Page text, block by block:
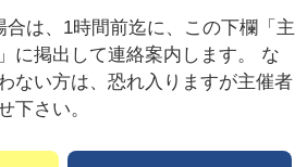
は、1時間前迄に、この下欄「主
に掲出して連絡案内します。 な
ない方は、恐れ入りますが主催者
下さい。